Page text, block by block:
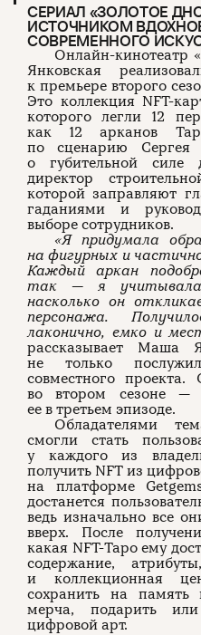
СЕРИАЛ «ЗОЛОТОЕ
ИСТОЧНИКОМ
СОВРЕМЕННОГО
Онлайн-кинотеатр
Янковская
к премьере второго
Это коллекция NFT-
которого легли 12
как 12 арканов
по сценарию Сергея
о губительной
директор
которой заправляют
гаданиями и
выборе сотрудников.
«Я придумала
на фигурных и
Каждый аркан
так — я
насколько он
персонажа.
лаконично, емко и
рассказывает Маша
не только
совместного
во втором сезоне —
ее в третьем эпизоде.
Обладателями
смогли стать
у каждого из
получить NFT из
на платформе
достанется
ведь изначально все
вверх. После
какая NFT-Таро ему
содержание,
и коллекционная
сохранить на память
мерча, подарить
цифровой арт.